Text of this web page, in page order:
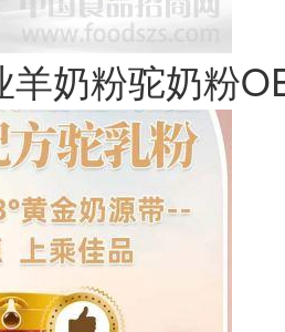
驼产地比较局
头骆驼每天的
奶资源相对于
供需来说，驼
阶段，那对于
是驼奶市场销
羊奶粉驼奶粉